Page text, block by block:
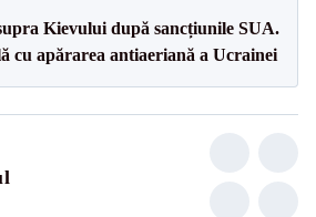
Kievului după sancțiunile SUA.
cu apărarea antiaeriană a Ucrainei